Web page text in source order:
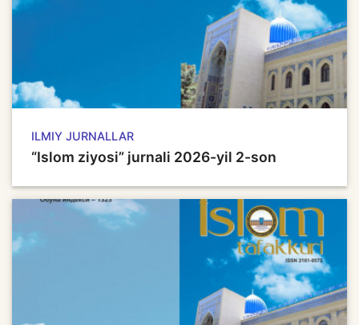
ILMIY JURNALLAR
“Islom ziyosi” jurnali 2026-yil 2-son